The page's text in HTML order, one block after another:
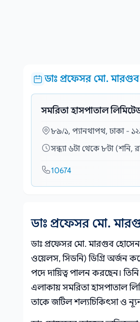
ডাঃ প্রফেসর মো. মারগুব
সমরিতা হাসপাতাল
৮৯/১, প্যানথাপথ, ঢাকা -
সন্ধ্যা ৬টা থেকে ৮টা (শনি,
10674
ডাঃ প্রফেসর মো.
ডাঃ প্রফেসর মো. মারগুব
ওয়েলস, সিডনি) ডিগ্রি অর্জন
পদে দায়িত্ব পালন করছেন।
এলাকায় সমরিতা হাসপাতাল
তাকে জটিল শল্যচিকিৎসা ও